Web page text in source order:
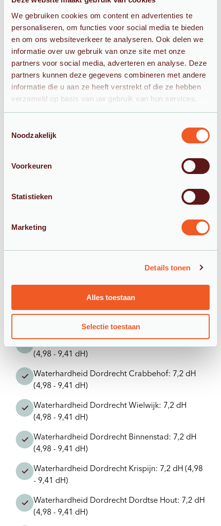
We gebruiken cookies om content en advertenties te
personaliseren, om functies voor social media te bieden
en om ons websiteverkeer te analyseren. Ook delen we
informatie over uw gebruik van onze site met onze
partners voor social media, adverteren en analyse. Deze
partners kunnen deze gegevens combineren met andere
informatie die u aan ze heeft verstrekt of die ze hebben
verzameld op basis van uw gebruik van hun services.
Noodzakelijk
Voorkeuren
Statistieken
Marketing
Details tonen
Alles toestaan
Selectie toestaan
iedere woning vraagt om een passende oplossing.
Daarom kijkt Watercomfort altijd naar het
waterverbruik
, de beschikbare ruimte en jouw woonsituatie.
Voor kleinere woningen is een
compacte waterontharder zoals de comfort smart
vaak ideaal. Deze systemen kunnen in veel gevallen
steeds meer bewoners direct voor een
waterontharder om leidingen, sanitair en apparatuur
Waterhardheid in de
wijken van Dordrecht
Waterhardheid Dordrecht Dubbeldam: 7,2 dH
(4,98 - 9,41 dH)
Waterhardheid Dordrecht Sterrenburg: 7,2 dH
(4,98 - 9,41 dH)
Waterhardheid Dordrecht Crabbehof: 7,2 dH
(4,98 - 9,41 dH)
Waterhardheid Dordrecht Wielwijk: 7,2 dH
(4,98 - 9,41 dH)
Waterhardheid Dordrecht Binnenstad: 7,2 dH
(4,98 - 9,41 dH)
Waterhardheid Dordrecht Krispijn: 7,2 dH (4,98
- 9,41 dH)
Waterhardheid Dordrecht Dordtse Hout: 7,2 dH
(4,98 - 9,41 dH)